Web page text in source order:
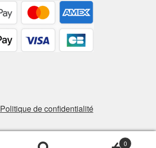
Politique de confidentialité
0